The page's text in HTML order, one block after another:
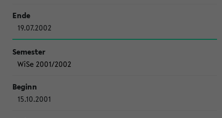
19.07.2002
WiSe 2001/2002
15.10.2001